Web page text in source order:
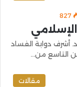
827
أشرف دوابة الفساد
التاسع من…
مقالات